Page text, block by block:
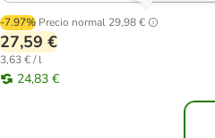
-7.97% Precio normal 29,98 €
27,59 €
3,63 € / l
24,83 €